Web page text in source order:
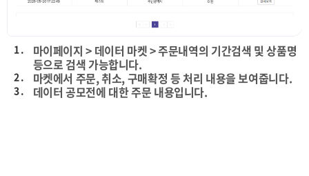
1 .
마이페이지 > 데이터 마켓 > 주문내역의 기간검색 및 상품명
등으로 검색 가능합니다.
2 . 마켓에서 주문, 취소, 구매확정 등 처리 내용을 보여줍니다.
3 . 데이터 공모전에 대한 주문 내용입니다.